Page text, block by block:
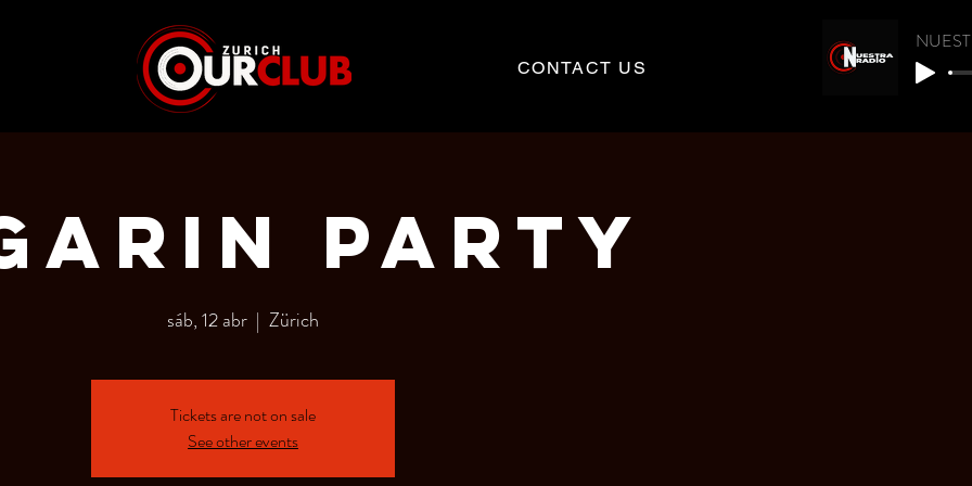
CONTACT US
PARTY
sáb, 12 abr
  |
Zürich
Tickets are not on sale
See other events